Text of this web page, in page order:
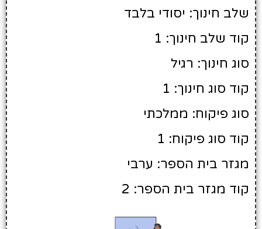
שלב חינוך: יסודי בלבד
קוד שלב חינוך: 1
סוג חינוך: רגיל
קוד סוג חינוך: 1
סוג פיקוח: ממלכתי
קוד סוג פיקוח: 1
מגזר בית הספר: ערבי
קוד מגזר בית הספר: 2